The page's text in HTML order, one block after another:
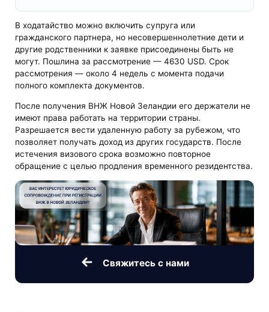
В ходатайство можно включить супруга или
гражданского партнера, но несовершеннолетние дети и
другие родственники к заявке присоединены быть не
могут. Пошлина за рассмотрение — 4630 USD. Срок
рассмотрения — около 4 недель с момента подачи
полного комплекта документов.
После получения ВНЖ Новой Зеландии его держатели не
имеют права работать на территории страны.
Разрешается вести удаленную работу за рубежом, что
позволяет получать доход из других государств. После
истечения визового срока возможно повторное
обращение с целью продления временного резидентства.
Свяжитесь с нами